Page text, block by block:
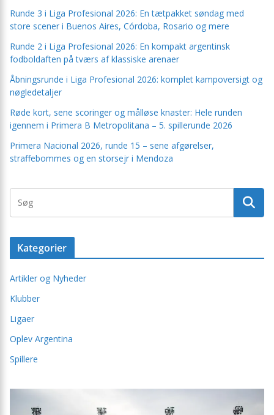
Runde 3 i Liga Profesional 2026: En tætpakket søndag med
store scener i Buenos Aires, Córdoba, Rosario og mere
Runde 2 i Liga Profesional 2026: En kompakt argentinsk
fodboldaften på tværs af klassiske arenaer
Åbningsrunde i Liga Profesional 2026: komplet kampoversigt og
nøgledetaljer
Røde kort, sene scoringer og målløse knaster: Hele runden
igennem i Primera B Metropolitana – 5. spillerunde 2026
Primera Nacional 2026, runde 15 – sene afgørelser,
straffebommes og en storsejr i Mendoza
Kategorier
Artikler og Nyheder
Klubber
Ligaer
Oplev Argentina
Spillere